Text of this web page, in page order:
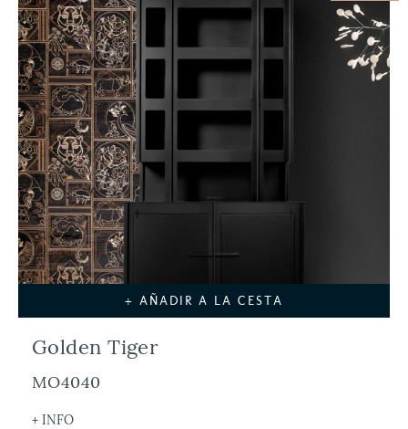
+ AÑADIR A LA CESTA
Golden Tiger
MO4040
+ INFO